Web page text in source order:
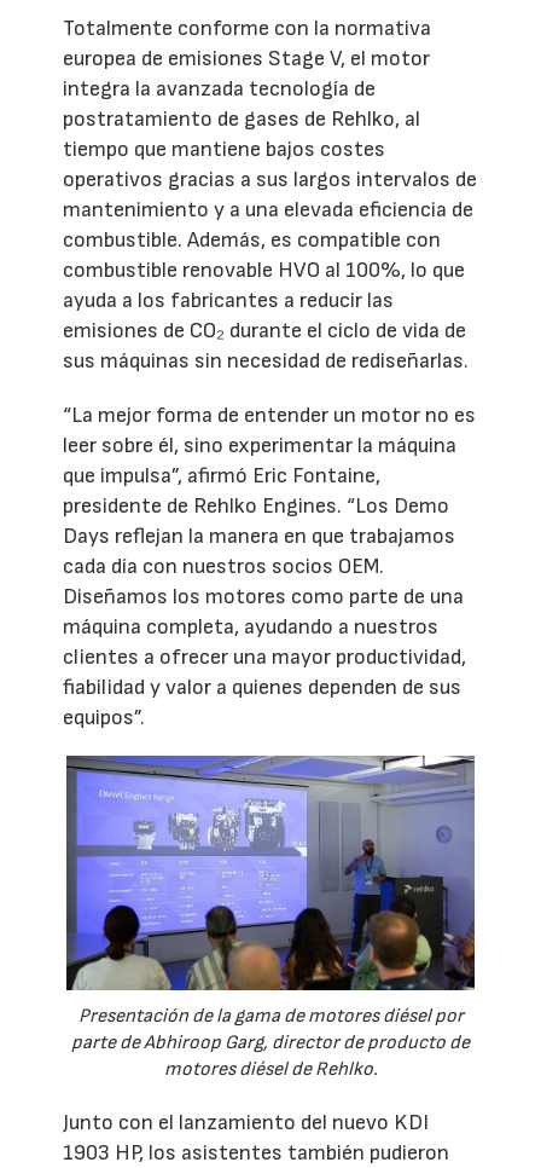
Totalmente conforme con la normativa
europea de emisiones Stage V, el motor
integra la avanzada tecnología de
postratamiento de gases de Rehlko, al
tiempo que mantiene bajos costes
operativos gracias a sus largos intervalos de
mantenimiento y a una elevada eficiencia de
combustible. Además, es compatible con
combustible renovable HVO al 100%, lo que
ayuda a los fabricantes a reducir las
emisiones de CO₂ durante el ciclo de vida de
sus máquinas sin necesidad de rediseñarlas.
“La mejor forma de entender un motor no es
leer sobre él, sino experimentar la máquina
que impulsa”, afirmó Eric Fontaine,
presidente de Rehlko Engines. “Los Demo
Days reflejan la manera en que trabajamos
cada día con nuestros socios OEM.
Diseñamos los motores como parte de una
máquina completa, ayudando a nuestros
clientes a ofrecer una mayor productividad,
fiabilidad y valor a quienes dependen de sus
equipos”.
Presentación de la gama de motores diésel por
parte de Abhiroop Garg, director de producto de
motores diésel de Rehlko.
Junto con el lanzamiento del nuevo KDI
1903 HP, los asistentes también pudieron